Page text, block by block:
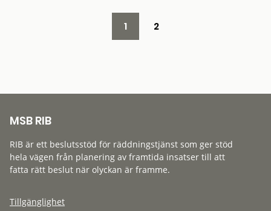
1 2
MSB RIB
RIB är ett beslutsstöd för räddningstjänst som ger stöd
hela vägen från planering av framtida insatser till att
fatta rätt beslut när olyckan är framme.
Tillgänglighet